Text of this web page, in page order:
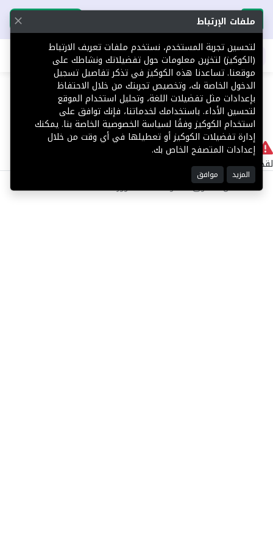
تحميل التطبيق تحميل التطبيق
اطلب عقارك
404 لا يوجد
لقد حدث خطأ داخلي أثناء معالجة طلبك.
©2025 كل الحقوق محفوظة منصة توور
ملفات الإرتباط
لتحسين تجربة المستخدم، نستخدم ملفات تعريف الارتباط
(الكوكيز) لتخزين معلومات حول تفضيلاتك ونشاطك على
موقعنا. تساعدنا هذه الكوكيز في تذكر تفاصيل تسجيل
الدخول الخاصة بك، وتخصيص تجربتك من خلال الاحتفاظ
بإعدادات مثل تفضيلات اللغة، وتحليل استخدام الموقع
لتحسين الأداء. باستخدامك لخدماتنا، فإنك توافق على
استخدام الكوكيز وفقًا لسياسة الخصوصية الخاصة بنا. يمكنك
إدارة تفضيلات الكوكيز أو تعطيلها في أي وقت من خلال
إعدادات المتصفح الخاص بك.
المزيد موافق